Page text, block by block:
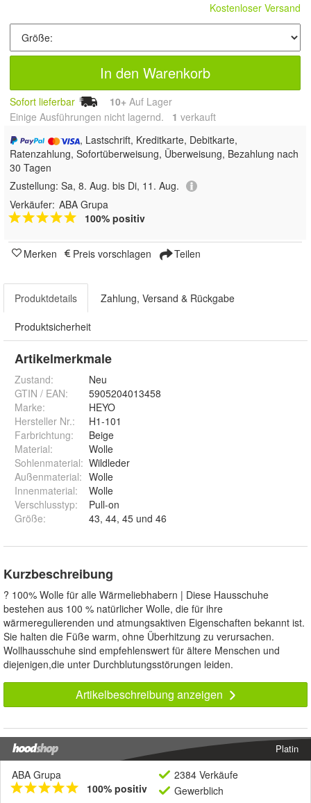
Kostenloser Versand
In den Warenkorb
Sofort lieferbar 10+ Auf Lager
Einige Ausführungen nicht lagernd. 1 verkauft
, Lastschrift, Kreditkarte, Debitkarte,
Ratenzahlung, Sofortüberweisung, Überweisung, Bezahlung nach
30 Tagen
Zustellung: Sa, 8. Aug. bis Di, 11. Aug.
Verkäufer: ABA Grupa
100% positiv
Merken Preis vorschlagen Teilen
Produktdetails Zahlung, Versand & Rückgabe
Produktsicherheit
Artikelmerkmale
Zustand:
Neu
GTIN / EAN:
5905204013458
Marke:
HEYO
Hersteller Nr.:
H1-101
Farbrichtung:
Beige
Material:
Wolle
Sohlenmaterial: Wildleder
Außenmaterial: Wolle
Innenmaterial:
Wolle
Verschlusstyp:
Pull-on
Größe: 43, 44, 45 und 46
Kurzbeschreibung
? 100% Wolle für alle Wärmeliebhabern | Diese Hausschuhe
bestehen aus 100 % natürlicher Wolle, die für ihre
wärmeregulierenden und atmungsaktiven Eigenschaften bekannt ist.
Sie halten die Füße warm, ohne Überhitzung zu verursachen.
Wollhausschuhe sind empfehlenswert für ältere Menschen und
diejenigen,die unter Durchblutungsstörungen leiden.
Artikelbeschreibung anzeigen
Platin
ABA Grupa
100% positiv
2384 Verkäufe
Gewerblich